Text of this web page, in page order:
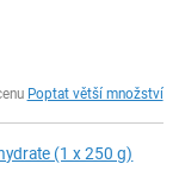
Poptat větší množství
(1 x 250 g)